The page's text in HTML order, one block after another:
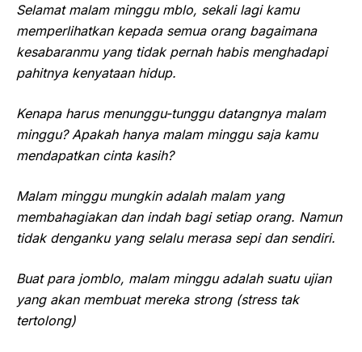
Selamat malam minggu mblo, sekali lagi kamu
memperlihatkan kepada semua orang bagaimana
kesabaranmu yang tidak pernah habis menghadapi
pahitnya kenyataan hidup.
Kenapa harus menunggu-tunggu datangnya malam
minggu? Apakah hanya malam minggu saja kamu
mendapatkan cinta kasih?
Malam minggu mungkin adalah malam yang
membahagiakan dan indah bagi setiap orang. Namun
tidak denganku yang selalu merasa sepi dan sendiri.
Buat para jomblo, malam minggu adalah suatu ujian
yang akan membuat mereka strong (stress tak
tertolong)